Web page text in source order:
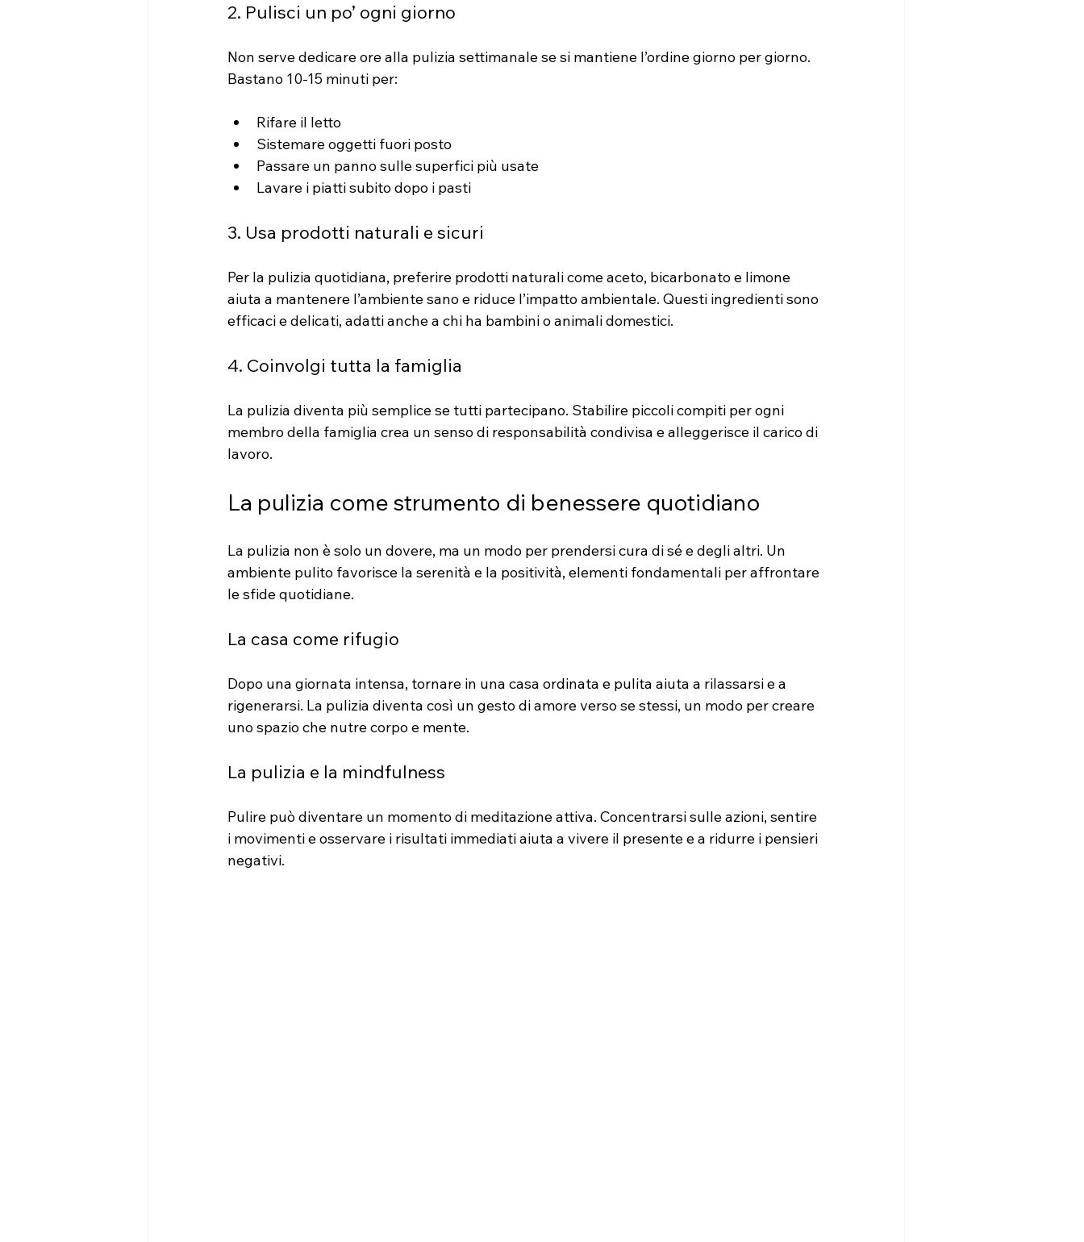
2. Pulisci un po’ ogni giorno
Non serve dedicare ore alla pulizia settimanale se si mantiene l’ordine giorno per giorno.
Bastano 10-15 minuti per:
Rifare il letto
Sistemare oggetti fuori posto
Passare un panno sulle superfici più usate
Lavare i piatti subito dopo i pasti
3. Usa prodotti naturali e sicuri
Per la pulizia quotidiana, preferire prodotti naturali come aceto, bicarbonato e limone
aiuta a mantenere l’ambiente sano e riduce l’impatto ambientale. Questi ingredienti sono
efficaci e delicati, adatti anche a chi ha bambini o animali domestici.
4. Coinvolgi tutta la famiglia
La pulizia diventa più semplice se tutti partecipano. Stabilire piccoli compiti per ogni
membro della famiglia crea un senso di responsabilità condivisa e alleggerisce il carico di
lavoro.
La pulizia come strumento di benessere quotidiano
La pulizia non è solo un dovere, ma un modo per prendersi cura di sé e degli altri. Un
ambiente pulito favorisce la serenità e la positività, elementi fondamentali per affrontare
le sfide quotidiane.
La casa come rifugio
Dopo una giornata intensa, tornare in una casa ordinata e pulita aiuta a rilassarsi e a
rigenerarsi. La pulizia diventa così un gesto di amore verso se stessi, un modo per creare
uno spazio che nutre corpo e mente.
La pulizia e la mindfulness
Pulire può diventare un momento di meditazione attiva. Concentrarsi sulle azioni, sentire
i movimenti e osservare i risultati immediati aiuta a vivere il presente e a ridurre i pensieri
negativi.